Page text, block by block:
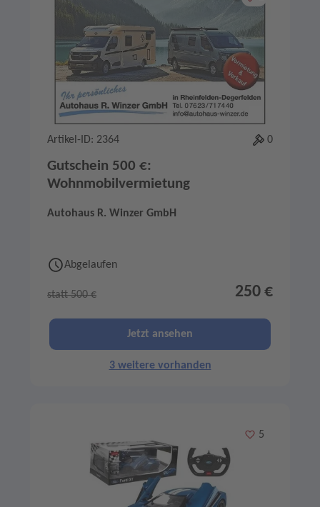
Artikel-ID: 2364 0
Gutschein 500 €:
Wohnmobilvermietung
Autohaus R. Winzer GmbH
Abgelaufen
statt 500 € 250 €
Jetzt ansehen
3 weitere vorhanden
Merken
5